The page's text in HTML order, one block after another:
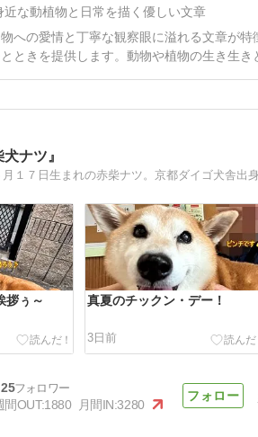
近な動植物と日常を描く優しい文章
への愛情と丁寧な観察眼に溢れる文章が
ときを提供します。動物や植物の生き生
ナツ』
拶ぅ～ 真夏のチックン・デー！
3日前
25
間OUT:1880 月間IN:3280